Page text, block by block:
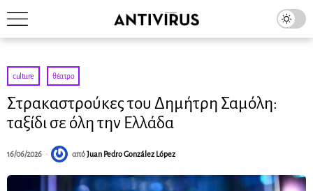
culture · θέατρο
Στρακαστρούκες του Δημήτρη Σαμόλη:
ταξίδι σε όλη την Ελλάδα
16/06/2026 απόJuan Pedro González López